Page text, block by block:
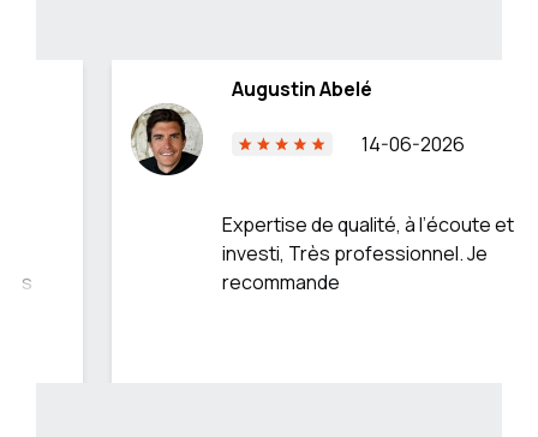
Augustin Abelé
14-06-2026
Expertise de qualité, à l’écoute et
investi, Très professionnel. Je
recommande